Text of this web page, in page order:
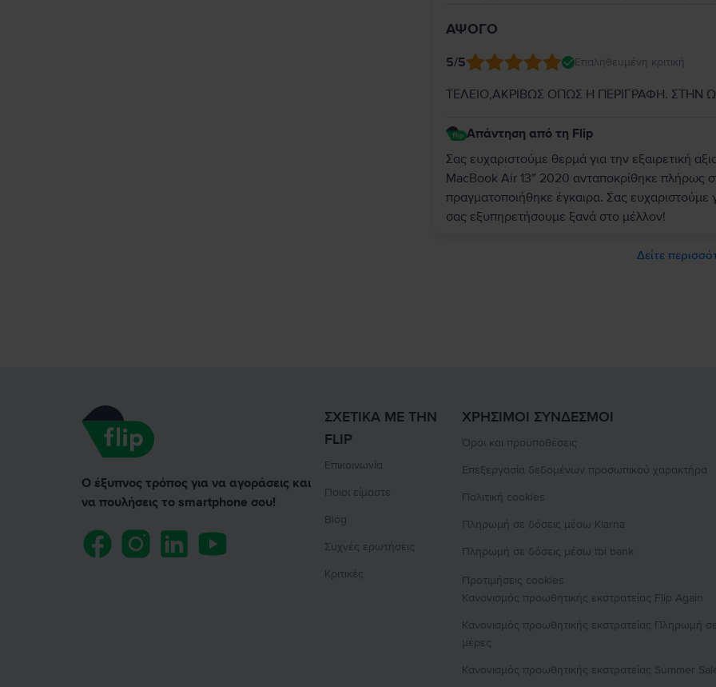
ΑΨΟΓΟ
5/5 Επαληθευμένη κριτική
ΤΕΛΕΙΟ,ΑΚΡΙΒΩΣ ΟΠΩΣ Η ΠΕΡΙΓΡΑΦΗ. ΣΤΗΝ
Απάντηση από τη Flip
Σας ευχαριστούμε θερμά για την εξαιρετική
MacBook Air 13″ 2020 ανταποκρίθηκε πλήρως
πραγματοποιήθηκε έγκαιρα. Σας
σας εξυπηρετήσουμε ξανά στο μέλλον!
Δείτε
Ο έξυπνος τρόπος για να αγοράσεις και
να πουλήσεις το smartphone σου!
ΣΧΕΤΙΚΆ ΜΕ ΤΗΝ
FLIP
Επικοινωνία
Ποιοι είμαστε
Blog
Συχνές ερωτήσεις
Κριτικές
ΧΡΉΣΙΜΟΙ ΣΎΝΔΕΣΜΟΙ
Όροι και προϋποθέσεις
Επεξεργασία δεδομένων προσωπικού χαρακτήρα
Πολιτική cookies
Πληρωμή σε δόσεις μέσω Klarna
Πληρωμή σε δόσεις μέσω tbi bank
Προτιμήσεις cookies
Κανονισμός προωθητικής εκστρατείας Flip Again
Κανονισμός προωθητικής εκστρατείας Πληρωμή
μέρες
Κανονισμός προωθητικής εκστρατείας Summer